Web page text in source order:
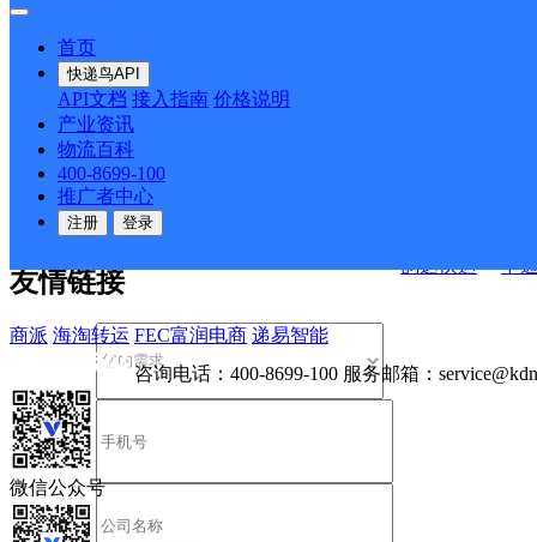
首页
快递鸟API
API文档 接入指南 价格说明
产业资讯
物流百科
400-8699-100
推广者中心
注册 登录
韵达快运
中
API接口文档
API接口 DEMO下载
关于我们
公司介绍 企业动态
合作伙伴 快递鸟接口服务协议
户隐私政策
友情链接
商派 海淘转运 FEC富润电商 递易智能
咨询电话： 400-8699-100 服务邮箱：
微信公众号